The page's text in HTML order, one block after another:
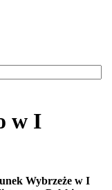
w I
Wybrzeże w I